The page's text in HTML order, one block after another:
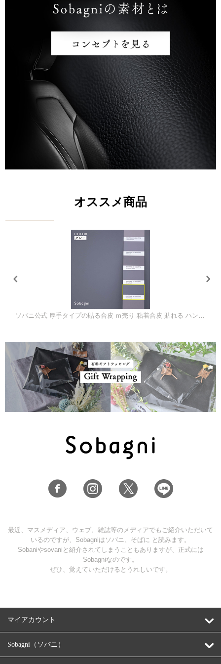
オススメ商品
最近、マスメディア、ウェブ、雑誌等のメディアでもご紹介いただいて
いるのですが、Sobagniはソバニ、そばに と読みます。
Sobaniやsovaniと紹介されてしまうこともありますが、正式には
Sobagniなのです。
ぜひ、覚えていただけるとうれしいです。
マイアカウント
Sobagni（ソバニ）